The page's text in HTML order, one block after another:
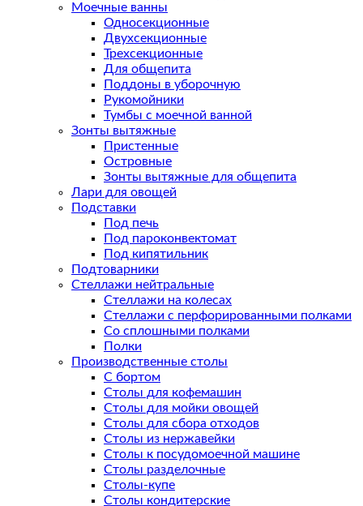
Моечные ванны
Односекционные
Двухсекционные
Трехсекционные
Для общепита
Поддоны в уборочную
Рукомойники
Тумбы с моечной ванной
Зонты вытяжные
Пристенные
Островные
Зонты вытяжные для общепита
Лари для овощей
Подставки
Под печь
Под пароконвектомат
Под кипятильник
Подтоварники
Стеллажи нейтральные
Стеллажи на колесах
Стеллажи с перфорированными полками
Со сплошными полками
Полки
Производственные столы
С бортом
Столы для кофемашин
Столы для мойки овощей
Столы для сбора отходов
Столы из нержавейки
Столы к посудомоечной машине
Столы разделочные
Столы-купе
Столы кондитерские